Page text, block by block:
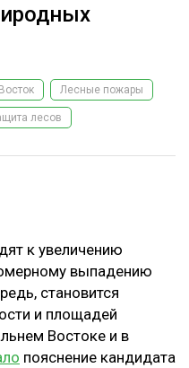
Лесные пожары
лесов
к увеличению
выпадению
становится
и площадей
Востоке и в
пояснение кандидата